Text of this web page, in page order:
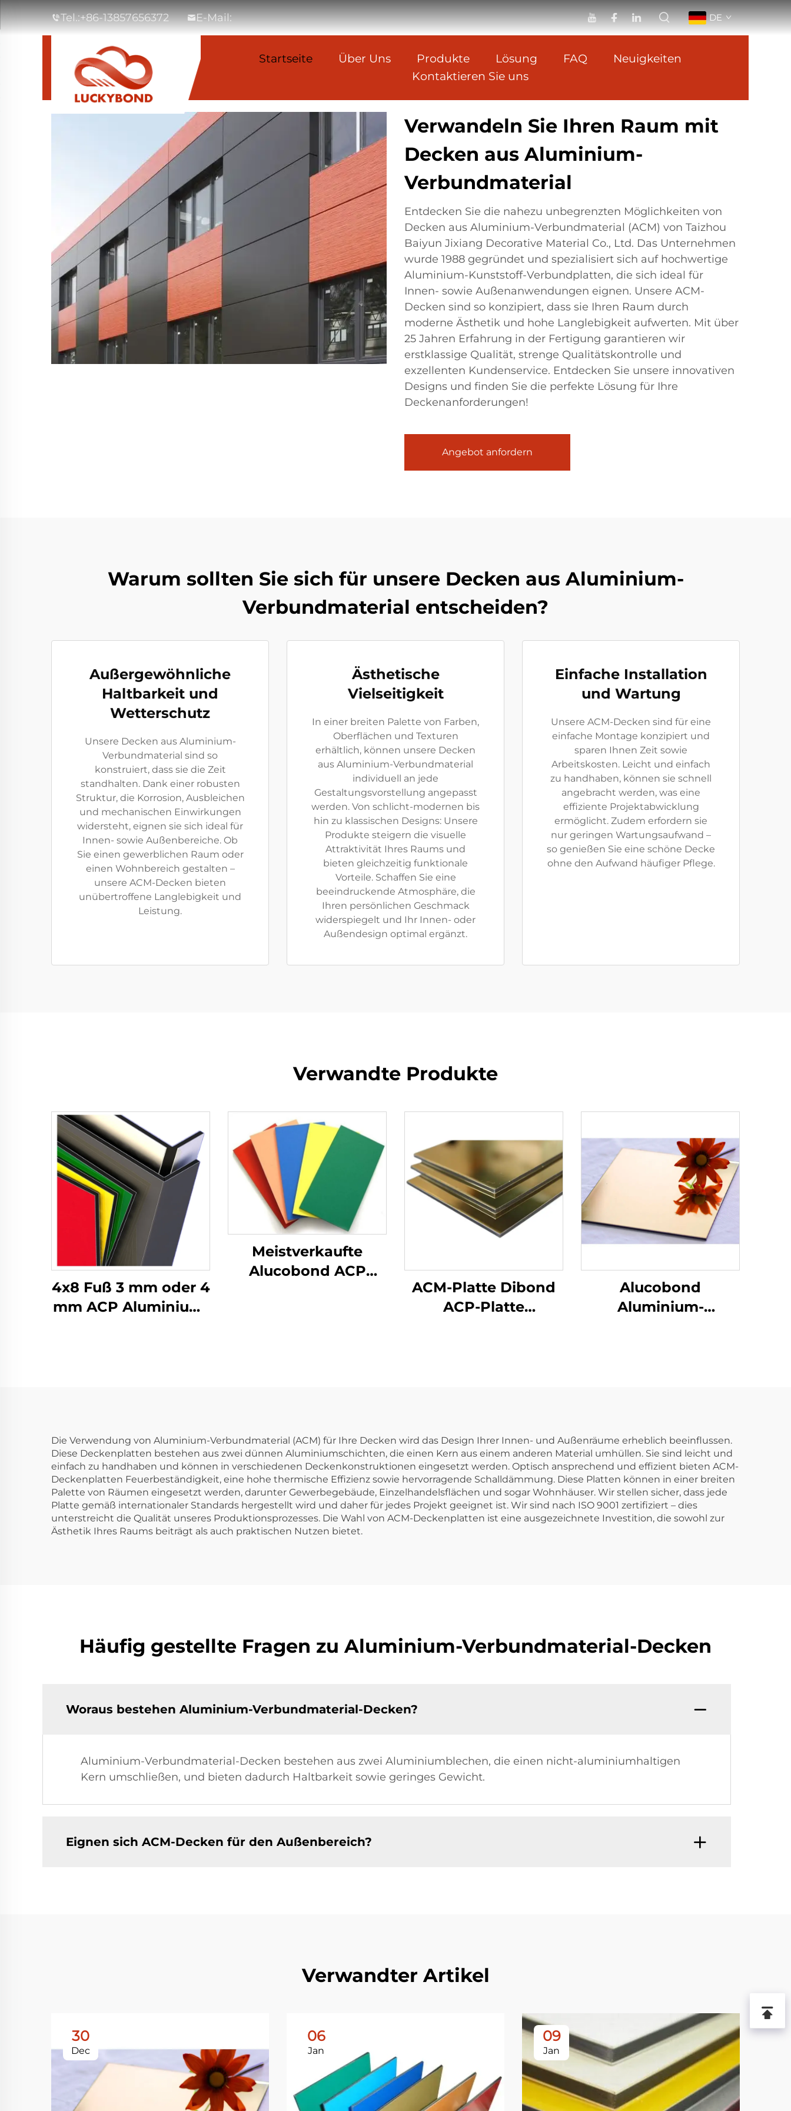
Tel.:+86-13857656372 E-Mail: DE
Startseite Über Uns Produkte Lösung FAQ
Neuigkeiten
Kontaktieren Sie uns
Verwandeln Sie Ihren Raum mit
Decken aus Aluminium-
Verbundmaterial
Entdecken Sie die nahezu unbegrenzten Möglichkeiten von
Decken aus Aluminium-Verbundmaterial (ACM) von Taizhou
Baiyun Jixiang Decorative Material Co., Ltd. Das Unternehmen
wurde 1988 gegründet und spezialisiert sich auf hochwertige
Aluminium-Kunststoff-Verbundplatten, die sich ideal für
Innen- sowie Außenanwendungen eignen. Unsere ACM-
Decken sind so konzipiert, dass sie Ihren Raum durch
moderne Ästhetik und hohe Langlebigkeit aufwerten. Mit über
25 Jahren Erfahrung in der Fertigung garantieren wir
erstklassige Qualität, strenge Qualitätskontrolle und
exzellenten Kundenservice. Entdecken Sie unsere innovativen
Designs und finden Sie die perfekte Lösung für Ihre
Deckenanforderungen!
Angebot anfordern
Warum sollten Sie sich für unsere Decken aus Aluminium-
Verbundmaterial entscheiden?
Außergewöhnliche
Haltbarkeit und
Wetterschutz
Unsere Decken aus Aluminium-
Verbundmaterial sind so
konstruiert, dass sie die Zeit
standhalten. Dank einer robusten
Struktur, die Korrosion, Ausbleichen
und mechanischen Einwirkungen
widersteht, eignen sie sich ideal für
Innen- sowie Außenbereiche. Ob
Sie einen gewerblichen Raum oder
einen Wohnbereich gestalten –
unsere ACM-Decken bieten
unübertroffene Langlebigkeit und
Leistung.
Ästhetische
Vielseitigkeit
In einer breiten Palette von Farben,
Oberflächen und Texturen
erhältlich, können unsere Decken
aus Aluminium-Verbundmaterial
individuell an jede
Gestaltungsvorstellung angepasst
werden. Von schlicht-modernen bis
hin zu klassischen Designs: Unsere
Produkte steigern die visuelle
Attraktivität Ihres Raums und
bieten gleichzeitig funktionale
Vorteile. Schaffen Sie eine
beeindruckende Atmosphäre, die
Ihren persönlichen Geschmack
widerspiegelt und Ihr Innen- oder
Außendesign optimal ergänzt.
Einfache Installation
und Wartung
Unsere ACM-Decken sind für eine
einfache Montage konzipiert und
sparen Ihnen Zeit sowie
Arbeitskosten. Leicht und einfach
zu handhaben, können sie schnell
angebracht werden, was eine
effiziente Projektabwicklung
ermöglicht. Zudem erfordern sie
nur geringen Wartungsaufwand –
so genießen Sie eine schöne Decke
ohne den Aufwand häufiger Pflege.
Verwandte Produkte
4x8 Fuß 3 mm oder 4
mm ACP Aluminium-
Meistverkaufte
Alucobond ACP
ACM-Platte Dibond
ACP-Platte
Alucobond
Aluminium-
Die Verwendung von Aluminium-Verbundmaterial (ACM) für Ihre Decken wird das Design Ihrer Innen- und Außenräume erheblich beeinflussen.
Diese Deckenplatten bestehen aus zwei dünnen Aluminiumschichten, die einen Kern aus einem anderen Material umhüllen. Sie sind leicht und
einfach zu handhaben und können in verschiedenen Deckenkonstruktionen eingesetzt werden. Optisch ansprechend und effizient bieten ACM-
Deckenplatten Feuerbeständigkeit, eine hohe thermische Effizienz sowie hervorragende Schalldämmung. Diese Platten können in einer breiten
Palette von Räumen eingesetzt werden, darunter Gewerbegebäude, Einzelhandelsflächen und sogar Wohnhäuser. Wir stellen sicher, dass jede
Platte gemäß internationaler Standards hergestellt wird und daher für jedes Projekt geeignet ist. Wir sind nach ISO 9001 zertifiziert – dies
unterstreicht die Qualität unseres Produktionsprozesses. Die Wahl von ACM-Deckenplatten ist eine ausgezeichnete Investition, die sowohl zur
Ästhetik Ihres Raums beiträgt als auch praktischen Nutzen bietet.
Häufig gestellte Fragen zu Aluminium-Verbundmaterial-Decken
Woraus bestehen Aluminium-Verbundmaterial-Decken?
Aluminium-Verbundmaterial-Decken bestehen aus zwei Aluminiumblechen, die einen nicht-aluminiumhaltigen
Kern umschließen, und bieten dadurch Haltbarkeit sowie geringes Gewicht.
Eignen sich ACM-Decken für den Außenbereich?
Verwandter Artikel
30
Dec
06
Jan
09
Jan